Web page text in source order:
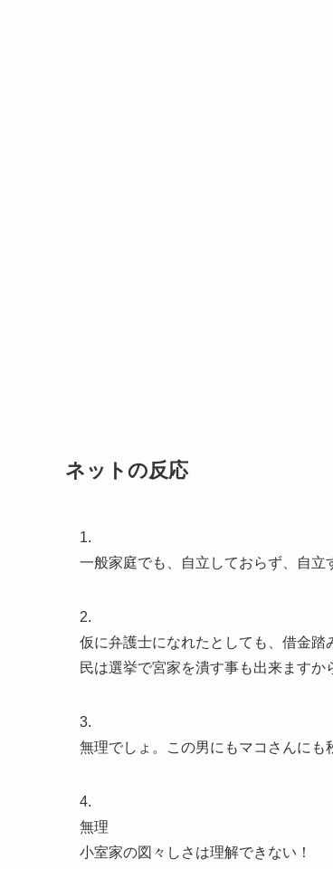
ネットの反応
1.
一般家庭でも、自立しておらず、自立
2.
仮に弁護士になれたとしても、借金
民は選挙で宮家を潰す事も出来ますか
3.
無理でしょ。この男にもマコさんにも
4.
無理
小室家の図々しさは理解できない！